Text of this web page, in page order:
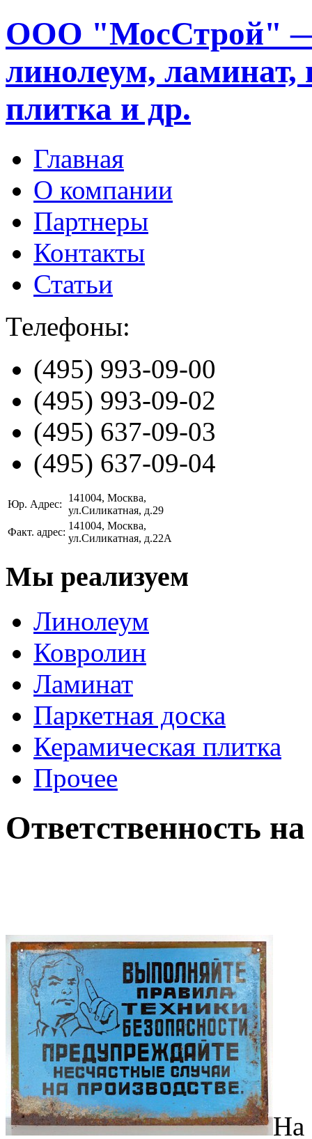
ООО "МосСтрой" —
линолеум, ламинат,
плитка и др.
Главная
О компании
Партнеры
Контакты
Статьи
Телефоны:
(495) 993-09-00
(495) 993-09-02
(495) 637-09-03
(495) 637-09-04
Юр. Адрес:
141004, Москва,
ул.Силикатная, д.29
Факт. адрес:
141004, Москва,
ул.Силикатная, д.22А
Мы реализуем
Линолеум
Ковролин
Ламинат
Паркетная доска
Керамическая плитка
Прочее
Ответственность
На